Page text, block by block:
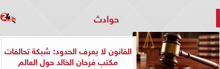
حوادث
القانون لا يعرف الحدود: شبكة تحالفات
مكتب فرحان الخالد حول العالم